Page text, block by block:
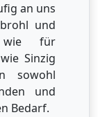
an uns
und
wie für
Sinzig
sowohl
und
Bedarf.